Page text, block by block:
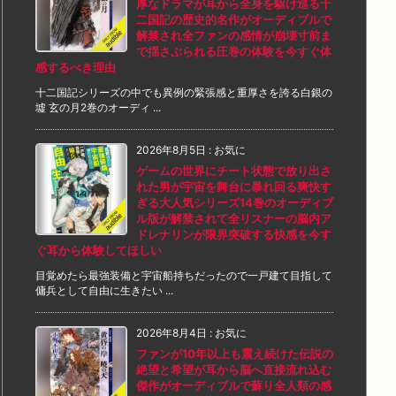
厚なドラマが耳から全身を駆け巡る十
二国記の歴史的名作がオーディブルで
解禁され全ファンの感情が崩壊寸前ま
で揺さぶられる圧巻の体験を今すぐ体
感するべき理由
十二国記シリーズの中でも異例の緊張感と重厚さを誇る白銀の
墟 玄の月2巻のオーディ ...
2026年8月5日 : お気に
ゲームの世界にチート状態で放り出さ
れた男が宇宙を舞台に暴れ回る爽快す
ぎる大人気シリーズ14巻のオーディブ
ル版が解禁されて全リスナーの脳内ア
ドレナリンが限界突破する快感を今す
ぐ耳から体験してほしい
目覚めたら最強装備と宇宙船持ちだったので一戸建て目指して
傭兵として自由に生きたい ...
2026年8月4日 : お気に
ファンが10年以上も震え続けた伝説の
絶望と希望が耳から脳へ直接流れ込む
傑作がオーディブルで蘇り全人類の感